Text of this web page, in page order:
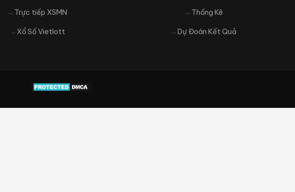
Trực tiếp XSMN
Xổ Số Vietlott
Thống Kê
Dự Đoán Kết Quả